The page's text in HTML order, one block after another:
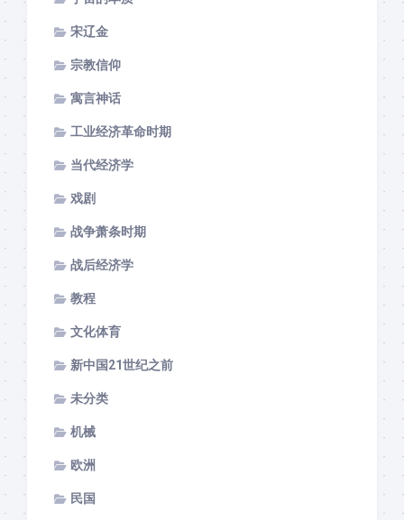
宋辽金
宗教信仰
寓言神话
工业经济革命时期
当代经济学
戏剧
战争萧条时期
战后经济学
教程
文化体育
新中国21世纪之前
未分类
机械
欧洲
民国